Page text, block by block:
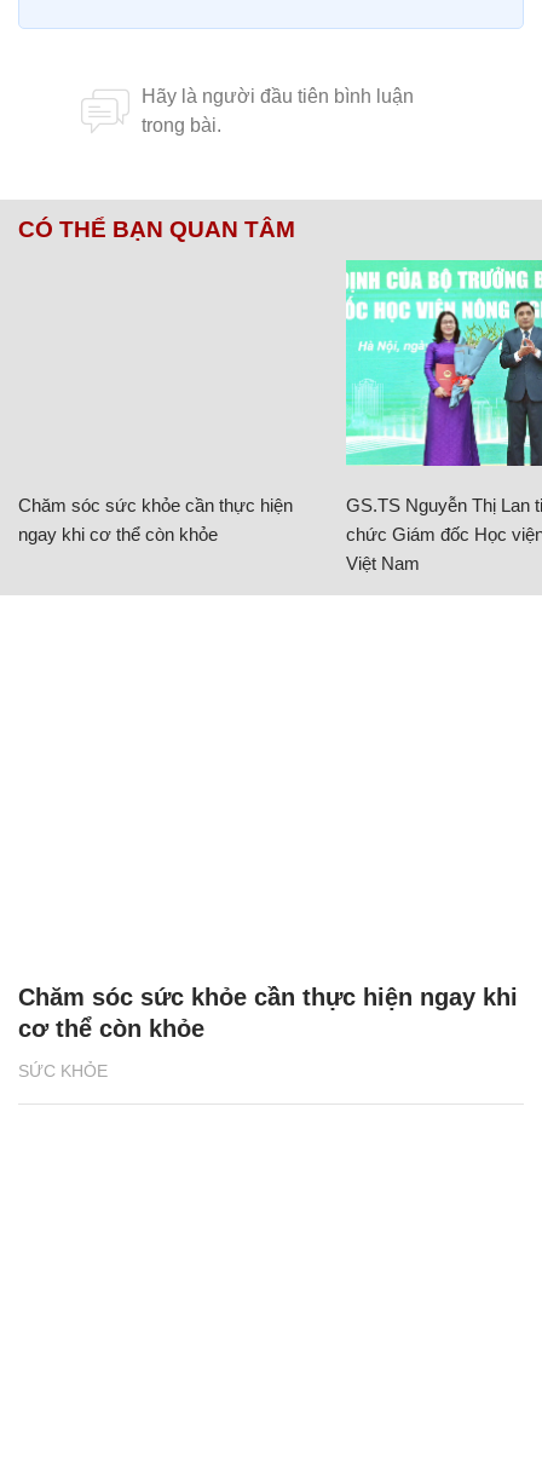
CÓ THỂ BẠN QUAN TÂM
Chăm sóc sức khỏe cần thực hiện
ngay khi cơ thể còn khỏe
GS.TS Nguyễn Thị Lan
chức Giám đốc Học
Việt Nam
SỨC KHỎE
Chăm sóc sức khỏe cần thực hiện ngay khi
cơ thể còn khỏe